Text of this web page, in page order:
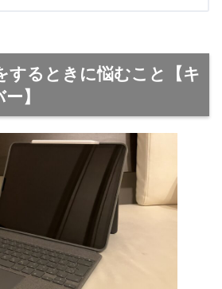
するときに悩むこと【キ
】